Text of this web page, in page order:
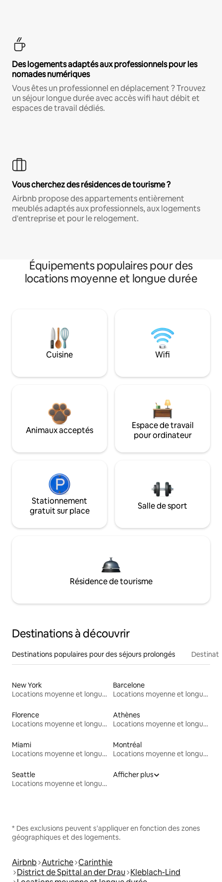
Des logements adaptés aux professionnels pour les
nomades numériques
Vous êtes un professionnel en déplacement ? Trouvez
un séjour longue durée avec accès wifi haut débit et
espaces de travail dédiés.
Vous cherchez des résidences de tourisme ?
Airbnb propose des appartements entièrement
meublés adaptés aux professionnels, aux logements
d'entreprise et pour le relogement.
Équipements populaires pour des
locations moyenne et longue durée
Cuisine Wifi
Animaux acceptés
Espace de travail
pour ordinateur
Stationnement
gratuit sur place
Salle de sport
Résidence de tourisme
Destinations à découvrir
Destinations populaires pour des séjours prolongés
New York
Locations moyenne et longue durée
Barcelone
Locations moyenne et longue durée
Florence
Locations moyenne et longue durée
Athènes
Locations moyenne et longue durée
Miami
Locations moyenne et longue durée
Montréal
Locations moyenne et longue durée
Seattle
Locations moyenne et longue durée
Afficher plus
* Des exclusions peuvent s'appliquer en fonction des zones
géographiques et des logements.
Airbnb Autriche Carinthie
District de Spittal an der Drau Kleblach-Lind